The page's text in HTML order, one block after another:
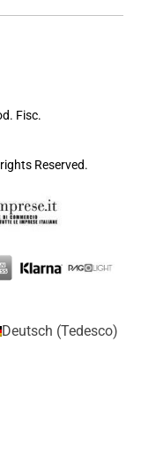
Fisc.
Reserved.
Deutsch (Tedesco)